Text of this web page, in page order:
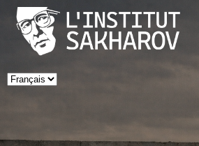
to
content
Choisir